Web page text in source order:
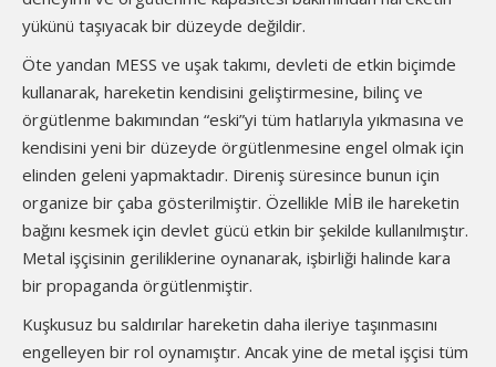
yükünü taşıyacak bir düzeyde değildir.
Öte yandan MESS ve uşak takımı, devleti de etkin biçimde
kullanarak, hareketin kendisini geliştirmesine, bilinç ve
örgütlenme bakımından “eski”yi tüm hatlarıyla yıkmasına ve
kendisini yeni bir düzeyde örgütlenmesine engel olmak için
elinden geleni yapmaktadır. Direniş süresince bunun için
organize bir çaba gösterilmiştir. Özellikle MİB ile hareketin
bağını kesmek için devlet gücü etkin bir şekilde kullanılmıştır.
Metal işçisinin geriliklerine oynanarak, işbirliği halinde kara
bir propaganda örgütlenmiştir.
Kuşkusuz bu saldırılar hareketin daha ileriye taşınmasını
engelleyen bir rol oynamıştır. Ancak yine de metal işçisi tüm